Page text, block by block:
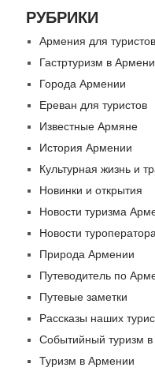
РУБРИКИ
Армения для туристов
Гастртуризм в
Города Армении
Ереван для туристов
Известные Армяне
История Армении
Культурная жизнь и
Новинки и открытия
Новости туризма
Новости туроператора
Природа Армении
Путеводитель по
Путевые заметки
Рассказы наших
Событийный туризм
Туризм в Армении